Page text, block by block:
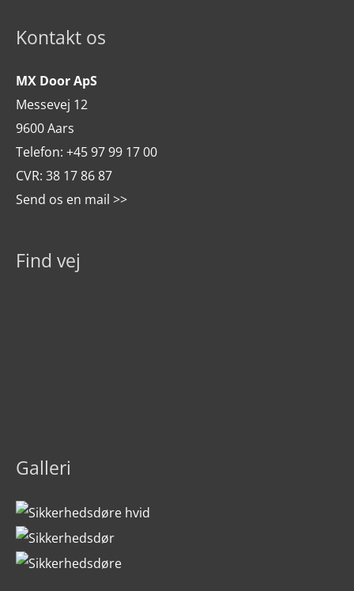
Kontakt os
MX Door ApS
Messevej 12
9600 Aars
Telefon: +45 97 99 17 00
CVR: 38 17 86 87
Send os en mail >>
Find vej
Galleri